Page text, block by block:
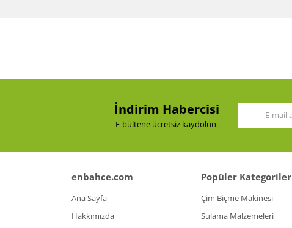
İndirim Habercisi
E-bültene ücretsiz kaydolun.
enbahce.com
Ana Sayfa
Hakkımızda
Popüler Kategoriler
Çim Biçme Makinesi
Sulama Malzemeleri